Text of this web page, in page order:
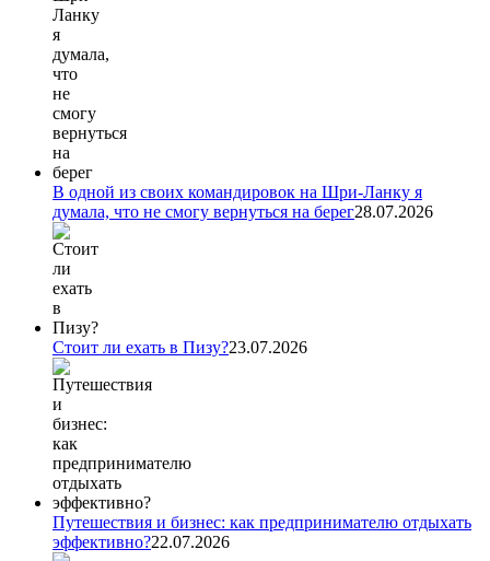
В одной из своих командировок на Шри-Ланку я
думала, что не смогу вернуться на берег28.07.2026
Стоит ли ехать в Пизу?23.07.2026
Путешествия и бизнес: как предпринимателю отдыхать
эффективно?22.07.2026